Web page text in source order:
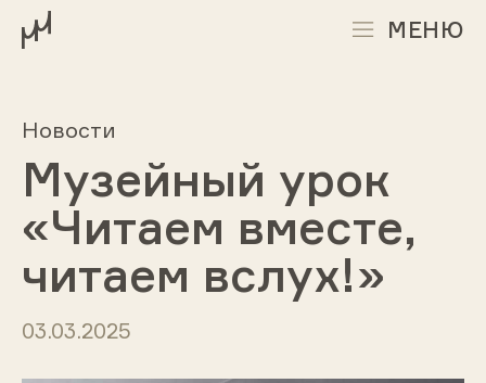
МЕНЮ
Новости
Музейный урок
«Читаем вместе,
читаем вслух!»
03.03.2025